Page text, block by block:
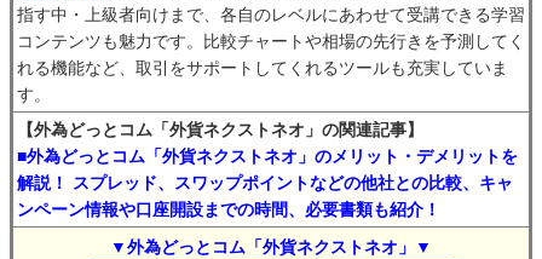
指す中・上級者向けまで、各自のレベルにあわせて受講できる学習
コンテンツも魅力です。比較チャートや相場の先行きを予測してく
れる機能など、取引をサポートしてくれるツールも充実していま
す。
【外為どっとコム「外貨ネクストネオ」の関連記事】
■外為どっとコム「外貨ネクストネオ」のメリット・デメリットを
解説！ スプレッド、スワップポイントなどの他社との比較、キャ
ンペーン情報や口座開設までの時間、必要書類も紹介！
▼外為どっとコム「外貨ネクストネオ」▼